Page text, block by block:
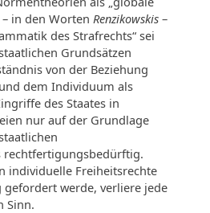
– in den Worten Renzikowskis–
des Strafrechts“ sei
Grundsätzen
von der Beziehung
dem Individuum als
des Staates in
nur auf der Grundlage
rechtfertigungsbedürftig.
individuelle Freiheitsrechte
gefordert werde, verliere jede
Sinn.